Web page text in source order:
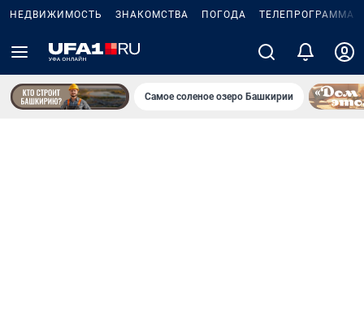
НЕДВИЖИМОСТЬ ЗНАКОМСТВА ПОГОДА ТЕЛЕПРОГРАММА
Самое соленое озеро Башкирии